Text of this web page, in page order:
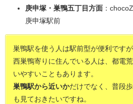
庚申塚・巣鴨五丁目方面 ：
庚申塚駅前
巣鴨駅を使う人は駅前型が便利です
西巣鴨寄りに住んでいる人は、都電
いやすいこともあります。
巣鴨駅から近いかだけでなく、普段
も見ておきたいですね。